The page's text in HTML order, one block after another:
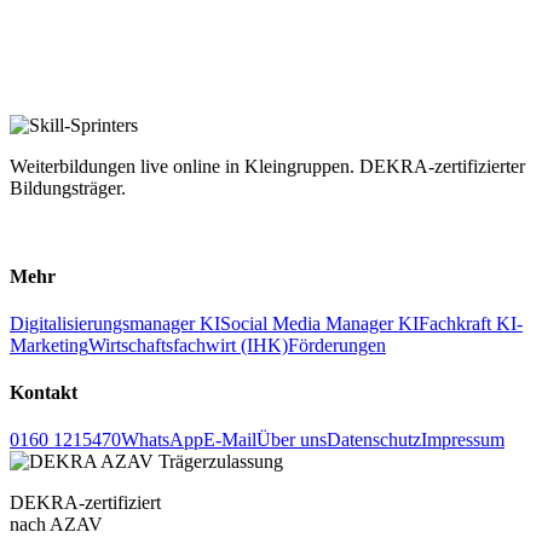
Weiterbildungen live online in Kleingruppen. DEKRA-zertifizierter
Bildungsträger.
Mehr
Digitalisierungsmanager KISocial Media Manager KIFachkraft KI-
MarketingWirtschaftsfachwirt (IHK)Förderungen
Kontakt
0160 1215470WhatsAppE-MailÜber unsDatenschutzImpressum
DEKRA-zertifiziert
nach AZAV